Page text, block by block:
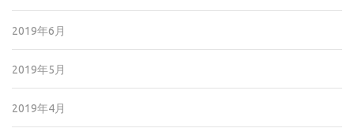
2019年6月
2019年5月
2019年4月